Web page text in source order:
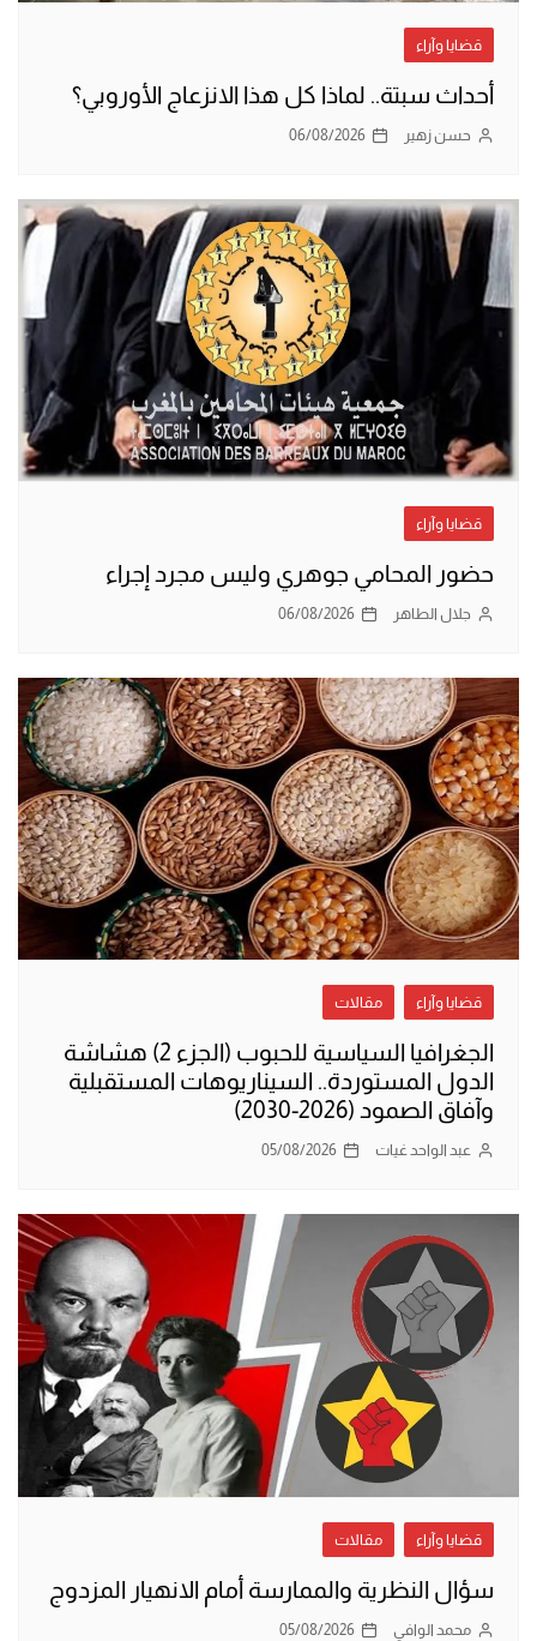
قضايا وآراء
أحداث سبتة.. لماذا كل هذا الانزعاج الأوروبي؟
حسن زهير 06/08/2026
قضايا وآراء
حضور المحامي جوهري وليس مجرد إجراء
جلال الطاهر 06/08/2026
قضايا وآراء مقالات
الجغرافيا السياسية للحبوب (الجزء 2) هشاشة
الدول المستوردة.. السيناريوهات المستقبلية
وآفاق الصمود (2026-2030)
عبد الواحد غيات 05/08/2026
قضايا وآراء مقالات
سؤال النظرية والممارسة أمام الانهيار المزدوج
محمد الوافي 05/08/2026